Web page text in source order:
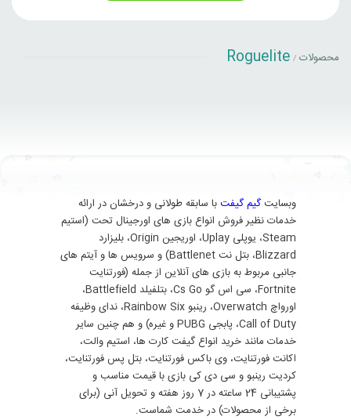
محصولات /
Roguelite
وبسایت گیم گیفتبا سابقه طولانی و درخشان در ارائه
خدمات نظیر فروش انواع بازی های اورجینال تحت (استیم
Steam، یوپلی Uplay، اوریجین Origin، بلیزارد
Blizzard، بتل نت Battlenet) و سرویس ها و آیتم های
جانبی مربوط به بازی های آنلاین از جمله (فورتنایت
Fortnite، سی اس گو Cs Go، بتلفیلد Battlefield،
اورواچ Overwatch، رینبو Rainbow Six، ندای وظیفه
Call of Duty، پابجی PUBG و غیره) و هم چنین سایر
خدمات مانند خرید انواع گیفت کارت ها، استیم والت،
اکانت فورتنایت، وی باکس فورتنایت، بتل پس فورتنایت،
کردیت رینبو و سی دی کی بازی با قیمت مناسب و
پشتیبانی 24 ساعته در 7 روز هفته و تحویل آنی (برای
برخی از محصولات) در خدمت شماست.